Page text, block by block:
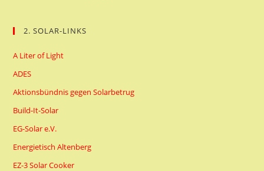
2. SOLAR-LINKS
A Liter of Light
ADES
Aktionsbündnis gegen Solarbetrug
Build-It-Solar
EG-Solar e.V.
Energietisch Altenberg
EZ-3 Solar Cooker